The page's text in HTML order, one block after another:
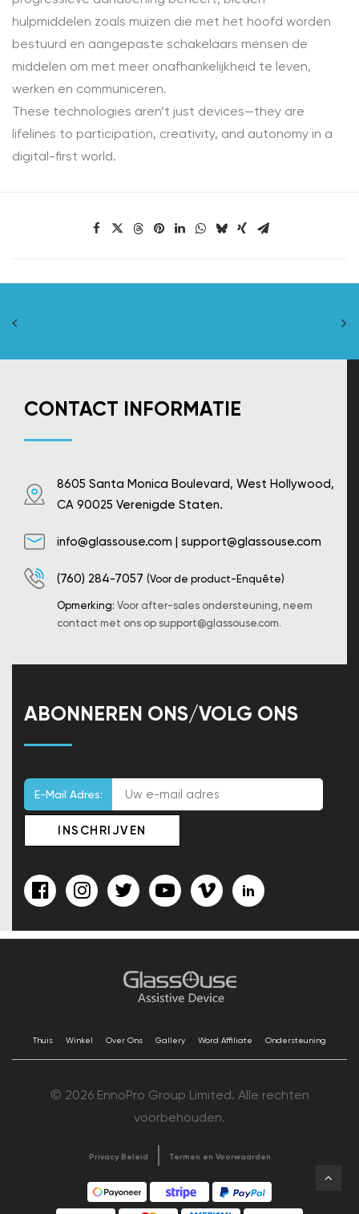
hulpmiddelen zoals muizen die met het hoofd worden
bestuurd en aangepaste schakelaars mensen de
middelen om met meer onafhankelijkheid te leven,
werken en communiceren.
These technologies aren’t just devices—they are
lifelines to participation, creativity, and autonomy in a
digital-first world.
CONTACT INFORMATIE
8605 Santa Monica Boulevard, West Hollywood,
CA 90025 Verenigde Staten.
info@glassouse.com | support@glassouse.com
(760) 284-7057 (Voor de product-Enquête)
Opmerking: Voor after-sales ondersteuning, neem
contact met ons op support@glassouse.com.
ABONNEREN ONS/VOLG ONS
E-Mail Adres:
Thuis Winkel Over Ons Gallery Word Affiliate Ondersteuning
© 2026 EnnoPro Group Limited. Alle rechten
voorbehouden.
Privacy Beleid Termen en Voorwaarden